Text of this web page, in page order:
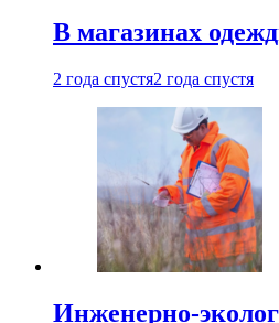
В магазинах
2 года спустя2 года спустя
Инженерно-